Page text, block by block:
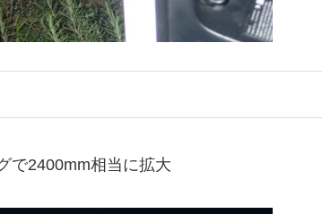
で2400mm相当に拡大